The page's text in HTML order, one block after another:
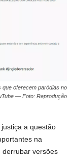
que oferecem paródias no
— Foto: Reprodução
a questão
na
derrubar versões